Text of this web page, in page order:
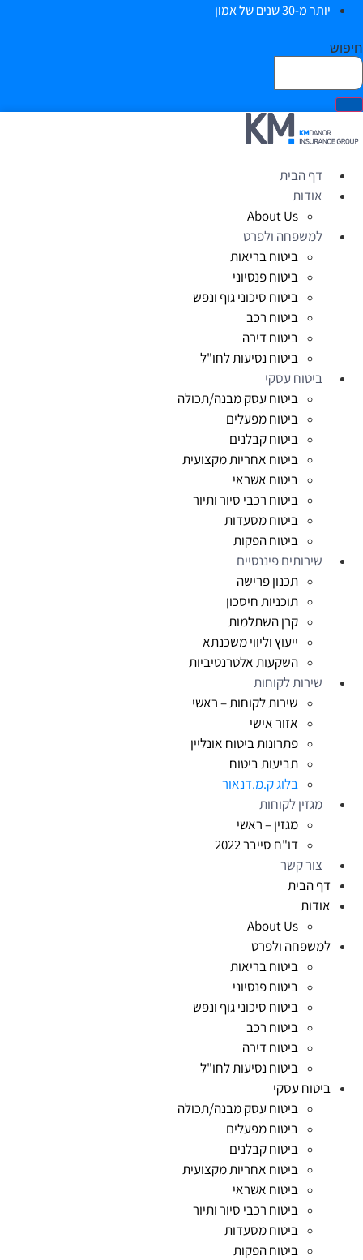
יותר מ-30 שנים של אמון
חיפוש
דף הבית
אודות
About Us
למשפחה ולפרט
ביטוח בריאות
ביטוח פנסיוני
ביטוח סיכוני גוף ונפש
ביטוח רכב
ביטוח דירה
ביטוח נסיעות לחו"ל
ביטוח עסקי
ביטוח עסק מבנה/תכולה
ביטוח מפעלים
ביטוח קבלנים
ביטוח אחריות מקצועית
ביטוח אשראי
ביטוח רכבי סיור ותיור
ביטוח מסעדות
ביטוח הפקות
שירותים פיננסיים
תכנון פרישה
תוכניות חיסכון
קרן השתלמות
ייעוץ וליווי משכנתא
השקעות אלטרנטיביות
שירות לקוחות
שירות לקוחות – ראשי
אזור אישי
פתרונות ביטוח אונליין
תביעות ביטוח
בלוג ק.מ.דנאור
מגזין לקוחות
מגזין – ראשי
דו"ח סייבר 2022
צור קשר
דף הבית
אודות
About Us
למשפחה ולפרט
ביטוח בריאות
ביטוח פנסיוני
ביטוח סיכוני גוף ונפש
ביטוח רכב
ביטוח דירה
ביטוח נסיעות לחו"ל
ביטוח עסקי
ביטוח עסק מבנה/תכולה
ביטוח מפעלים
ביטוח קבלנים
ביטוח אחריות מקצועית
ביטוח אשראי
ביטוח רכבי סיור ותיור
ביטוח מסעדות
ביטוח הפקות